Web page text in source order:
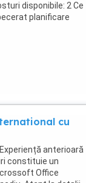
disponibile: 2 Ce
planificare
cu
anterioară
constituie un
Office